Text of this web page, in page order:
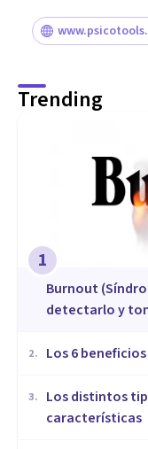
Trending
1
Burnout
detectarlo y
2. ​Los 6
3.
​Los distintos
características